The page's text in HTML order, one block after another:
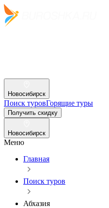
Новосибирск
Поиск туровГорящие туры
Получить скидку
Новосибирск
Меню
Главная
Поиск туров
Абхазия